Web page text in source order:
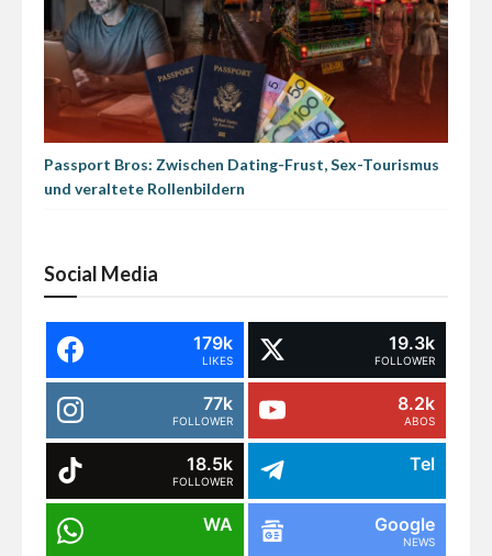
Passport Bros: Zwischen Dating-Frust, Sex-Tourismus
und veraltete Rollenbildern
Social Media
179k
LIKES
19.3k
FOLLOWER
77k
FOLLOWER
8.2k
ABOS
18.5k
FOLLOWER
Tel
WA Google
NEWS